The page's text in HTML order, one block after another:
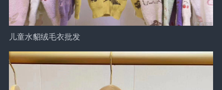
儿童水貂绒毛衣批发